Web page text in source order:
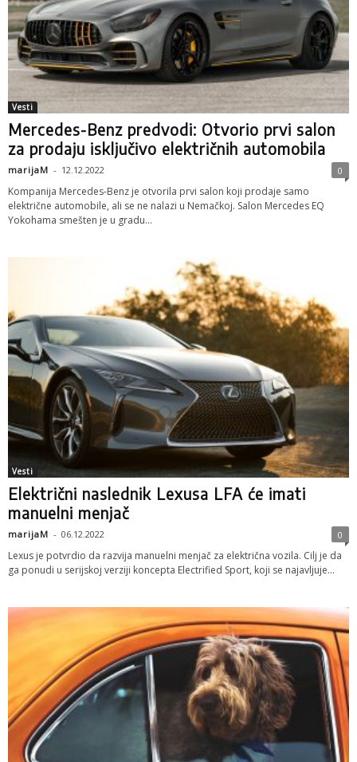
Vesti
Mercedes-Benz predvodi: Otvorio prvi salon
za prodaju isključivo električnih automobila
marijaM - 12.12.2022 0
Kompanija Mercedes-Benz je otvorila prvi salon koji prodaje samo
električne automobile, ali se ne nalazi u Nemačkoj. Salon Mercedes EQ
Yokohama smešten je u gradu...
Vesti
Električni naslednik Lexusa LFA će imati
manuelni menjač
marijaM - 06.12.2022 0
Lexus je potvrdio da razvija manuelni menjač za električna vozila. Cilj je da
ga ponudi u serijskoj verziji koncepta Electrified Sport, koji se najavljuje...